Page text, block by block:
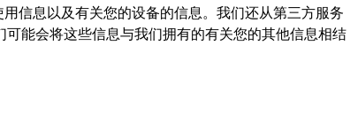
信息以及有关您的设备的信息。我们还从第三方服务
能会将这些信息与我们拥有的有关您的其他信息相结